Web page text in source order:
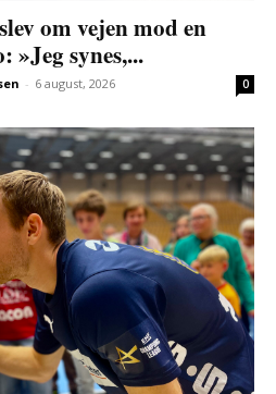
om vejen mod en
synes,...
- 6 august, 2026 0